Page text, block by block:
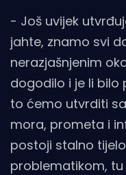
- Još uvijek
jahte, znamo svi
nerazjašnjenim
dogodilo i je li
to ćemo utvrditi
mora, prometa i
postoji stalno
problematikom,